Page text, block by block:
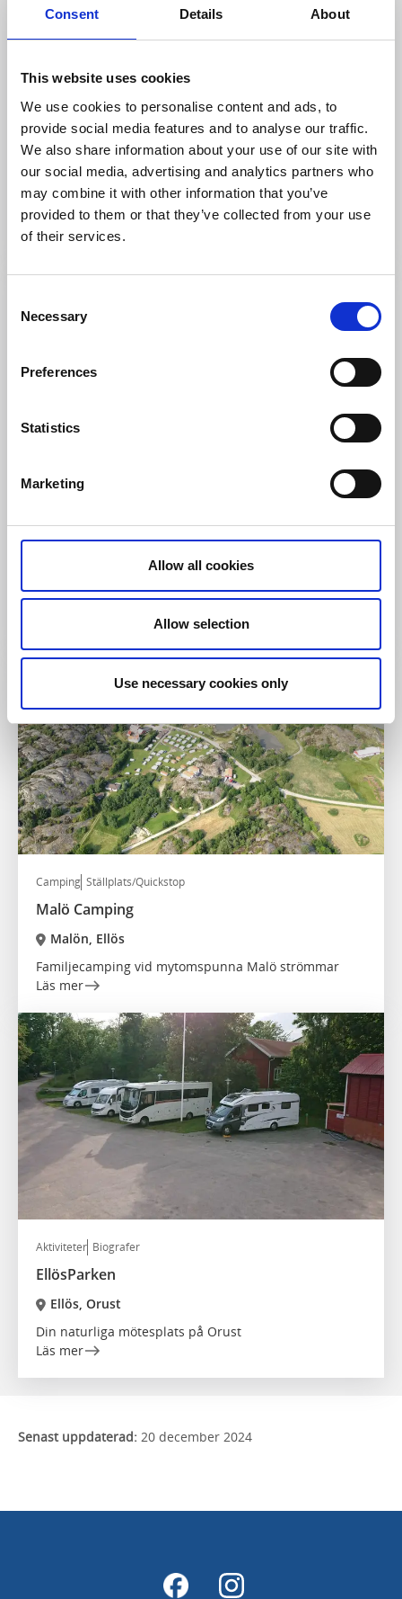
Consent Details About
This website uses cookies
We use cookies to personalise content and ads, to
provide social media features and to analyse our traffic.
We also share information about your use of our site with
our social media, advertising and analytics partners who
may combine it with other information that you’ve
provided to them or that they’ve collected from your use
of their services.
Selection
Necessary
Preferences
Statistics
Marketing
Allow all cookies
Allow selection
Use necessary cookies only
Gästhamn Stugor och stugbyar
Vindöns Camping & Marina
Henån
4.2 ★★★★ ☆ (404)
Miljövänlig och avkopplande camping med gästhamn
Läs mer
Stugor och stugbyar
Töllås Fårgård
(350)
Sommarcafé och gårdsbutik i rogivande miljö
Camping Ställplats/Quickstop
Malö Camping
Malön, Ellös
Familjecamping vid mytomspunna Malö strömmar
Läs mer
Aktiviteter Biografer
EllösParken
Ellös, Orust
Din naturliga mötesplats på Orust
Läs mer
Senast uppdaterad: 20 december 2024